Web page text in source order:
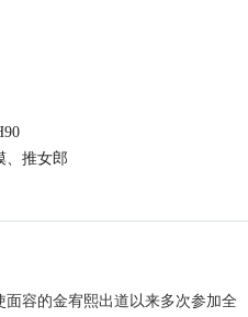
、推女郎
容的金宥熙出道以来多次参加全